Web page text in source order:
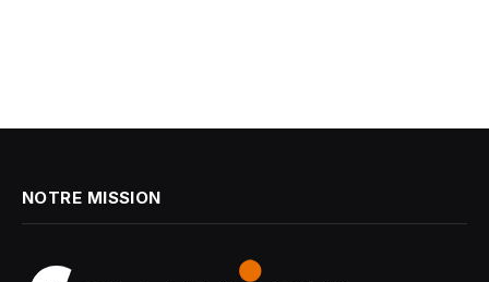
NOTRE MISSION